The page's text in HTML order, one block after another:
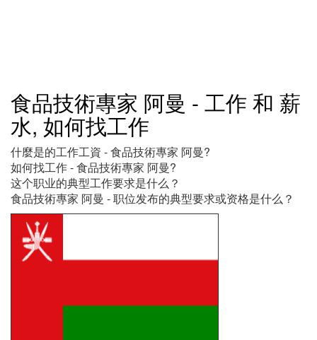
食品技術專家 阿曼 - 工作 和 薪
水, 如何找工作
什麼是的工作工資 - 食品技術專家 阿曼?
如何找工作 - 食品技術專家 阿曼?
这个职业的典型工作要求是什么？
食品技術專家 阿曼 - 职位发布的典型要求或资格是什么？